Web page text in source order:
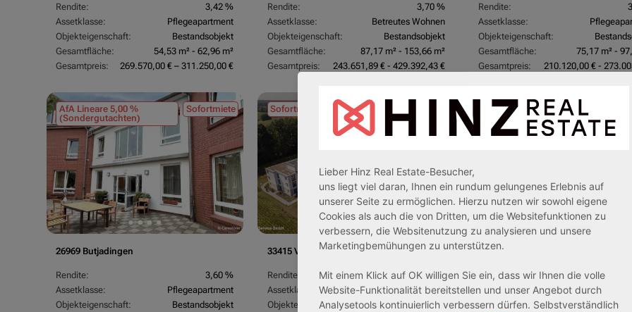
Rendite:
3,42 %
Assetklasse:
Pflegeapartment
Objekteigenschaft:
Bestandsobjekt
Gesamtfläche:
54,53 m² - 62,96 m²
Gesamtpreis:
269.570,00 € – 311.250,00 €
Rendite:
3,70 %
Assetklasse:
Betreutes Wohnen
Objekteigenschaft:
Bestandsobjekt
Gesamtfläche:
87,17 m² - 153,66 m²
Gesamtpreis:
243.651,89 € - 429.392,43 €
Rendite:
Assetklasse:
Objekteigenschaft:
Gesamtfläche:
75,17 m² -
Gesamtpreis:
210.120,00 € -
AfA Lineare 5,00 %
(Sondergutachten)
Sofortmiete
26969 Butjadingen
Rendite:
3,60 %
Assetklasse:
Pflegeapartment
Objekteigenschaft:
Bestandsobjekt
Sofortmiete
33415 Verl
Rendite:
3,50 %
Assetklasse:
Pflegeapartment
Objekteigenschaft:
Bestandsobjekt
AfA Degressive 5,00 %
27711 Osterholz-Scharmbeck
Rendite:
Assetklasse:
Objekteigenschaft:
Lieber Hinz Real Estate-Besucher,
uns liegt viel daran, Ihnen ein rundum gelungenes Erlebnis auf
unserer Seite zu ermöglichen. Hierzu nutzen wir sowohl eigene
Cookies als auch die von Dritten, um die Websitefunktionen zu
verbessern, die Websitenutzung zu analysieren und unsere
Marketingbemühungen zu unterstützen.
Mit einem Klick auf OK willigen Sie ein, dass wir Ihnen die volle
Website-Funktionalität bereitstellen und unser Angebot durch
Analysetools kontinuierlich verbessern dürfen. Selbstverständlich